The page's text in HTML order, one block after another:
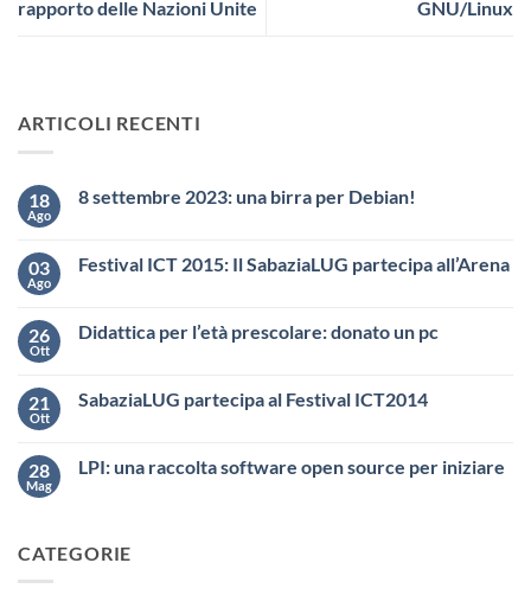
rapporto delle Nazioni Unite
GNU/Linux
ARTICOLI RECENTI
18
Ago
8 settembre 2023: una birra per Debian!
03
Ago
Festival ICT 2015: Il SabaziaLUG partecipa all’Arena
26
Ott
Didattica per l’età prescolare: donato un pc
21
Ott
SabaziaLUG partecipa al Festival ICT2014
28
Mag
LPI: una raccolta software open source per iniziare
CATEGORIE